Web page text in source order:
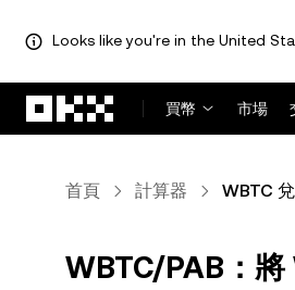
Looks like you're in the United
買幣
市場
首頁 計算器 WBTC
WBTC/PAB：